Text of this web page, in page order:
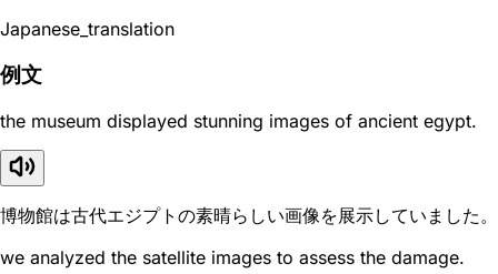
Japanese_translation
例文
the museum displayed stunning images of ancient egypt.
博物館は古代エジプトの素晴らしい画像を展示していました。
we analyzed the satellite images to assess the damage.